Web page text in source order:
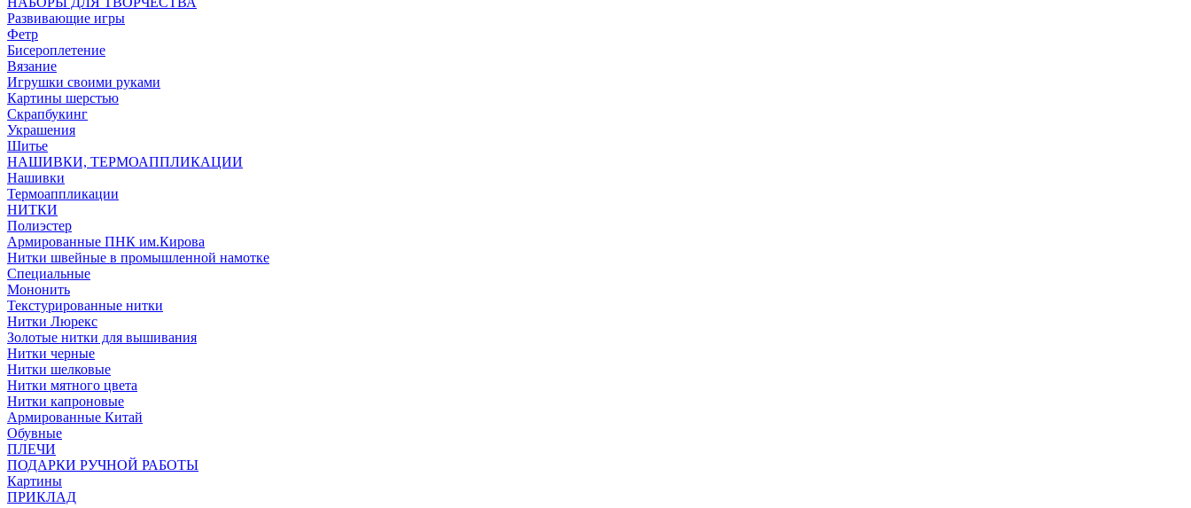
Развивающие игры
Фетр
Бисероплетение
Вязание
Игрушки своими руками
Картины шерстью
Скрапбукинг
Украшения
Шитье
НАШИВКИ, ТЕРМОАППЛИКАЦИИ
Нашивки
Термоаппликации
НИТКИ
Полиэстер
Армированные ПНК им.Кирова
Нитки швейные в промышленной намотке
Специальные
Мононить
Текстурированные нитки
Нитки Люрекс
Золотые нитки для вышивания
Нитки черные
Нитки шелковые
Нитки мятного цвета
Нитки капроновые
Армированные Китай
Обувные
ПЛЕЧИ
ПОДАРКИ РУЧНОЙ РАБОТЫ
Картины
ПРИКЛАД